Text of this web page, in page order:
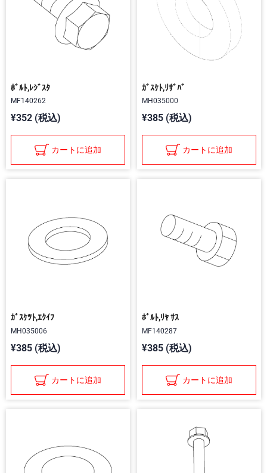
ﾎﾞﾙﾄ,ﾚｼﾞｽﾀ
MF140262
¥352 (税込)
カートに追加
ｶﾞｽｹﾄ,ﾘｻﾞﾊﾞ
MH035000
¥385 (税込)
カートに追加
ｶﾞｽｹﾂﾄ,ｴｸｲﾌ
MH035006
¥385 (税込)
カートに追加
ﾎﾞﾙﾄ,ﾘﾔ ｻｽ
MF140287
¥385 (税込)
カートに追加